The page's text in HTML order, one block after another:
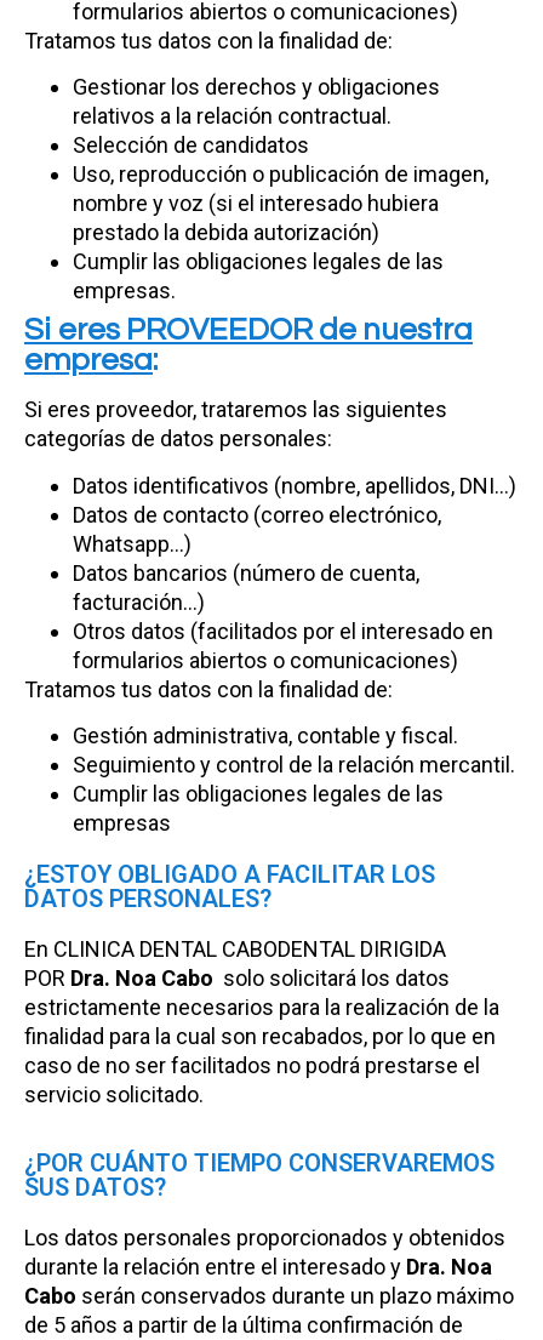
formularios abiertos o comunicaciones)
Tratamos tus datos con la finalidad de:
Gestionar los derechos y obligaciones
relativos a la relación contractual.
Selección de candidatos
Uso, reproducción o publicación de imagen,
nombre y voz (si el interesado hubiera
prestado la debida autorización)
Cumplir las obligaciones legales de las
empresas.
Si eres PROVEEDOR de nuestra
empresa:
Si eres proveedor, trataremos las siguientes
categorías de datos personales:
Datos identificativos (nombre, apellidos, DNI…)
Datos de contacto (correo electrónico,
Whatsapp…)
Datos bancarios (número de cuenta,
facturación…)
Otros datos (facilitados por el interesado en
formularios abiertos o comunicaciones)
Tratamos tus datos con la finalidad de:
Gestión administrativa, contable y fiscal.
Seguimiento y control de la relación mercantil.
Cumplir las obligaciones legales de las
empresas
¿ESTOY OBLIGADO A FACILITAR LOS
DATOS PERSONALES?
En CLINICA DENTAL CABODENTAL DIRIGIDA
POR Dra. Noa Cabo solo solicitará los datos
estrictamente necesarios para la realización de la
finalidad para la cual son recabados, por lo que en
caso de no ser facilitados no podrá prestarse el
servicio solicitado.
¿POR CUÁNTO TIEMPO CONSERVAREMOS
SUS DATOS?
Los datos personales proporcionados y obtenidos
durante la relación entre el interesado y Dra. Noa
Cabo serán conservados durante un plazo máximo
de 5 años a partir de la última confirmación de